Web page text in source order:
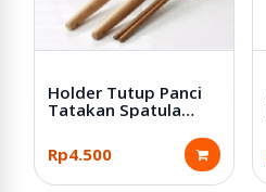
Holder Tutup Panci
Tatakan Spatula
Rp4.500